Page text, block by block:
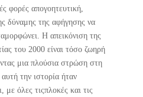
φορές απογοητευτική,
δύναμης της αφήγησης να
Η απεικόνιση της
του 2000 είναι τόσο ζωηρή
μια πλούσια στρώση στη
την ιστορία ήταν
όλες τιςπλοκές και τις